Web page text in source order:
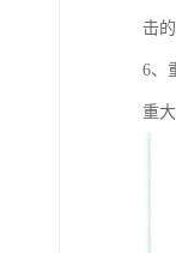
击
6、
重